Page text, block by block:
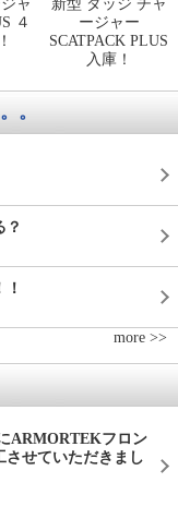
ャ
４
新型 ダッジ チャ
ージャー
SCATPACK PLUS
入庫！
。
？
more >>
ARMORTEKフロン
させていただきまし